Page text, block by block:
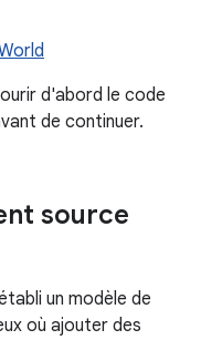
d'abord le code
de continuer.
source
un modèle de
où ajouter des